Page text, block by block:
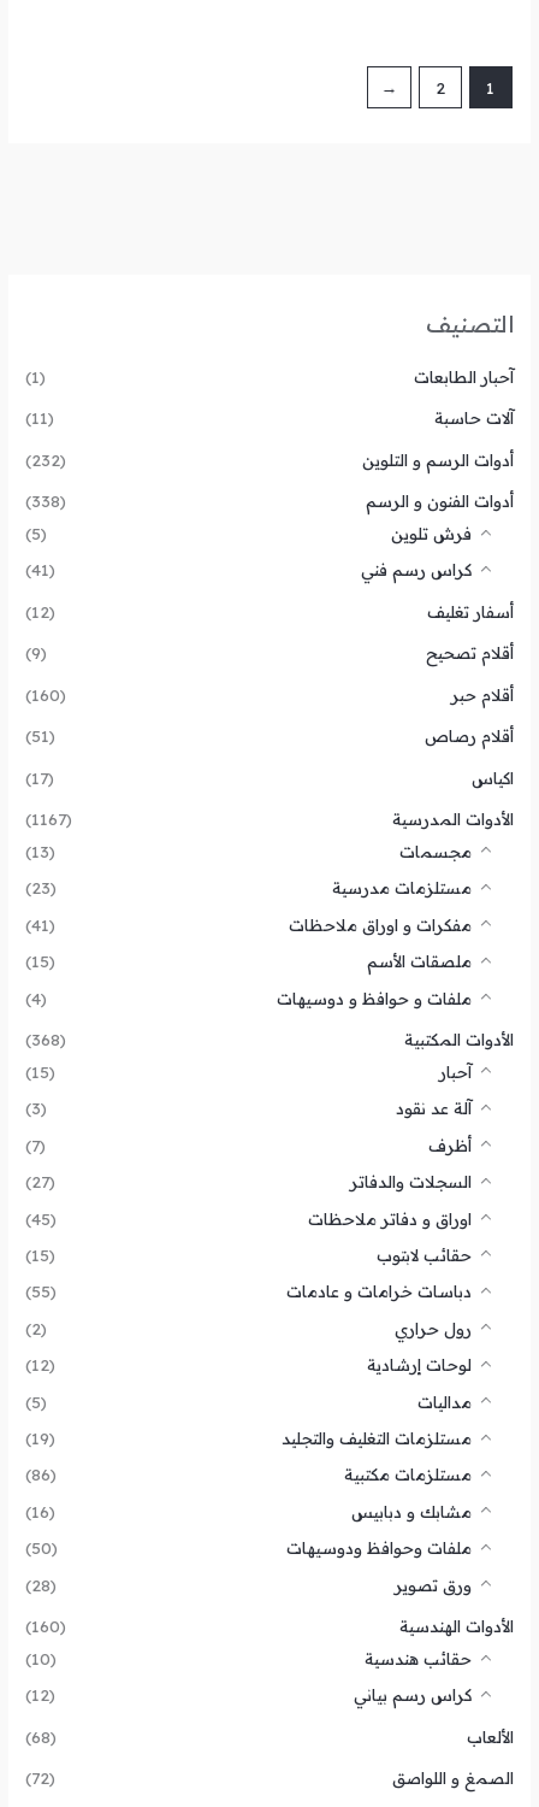
التصنيف
آحبار الطابعات (1)
آلات حاسبة (11)
أدوات الرسم و التلوين (232)
أدوات الفنون و الرسم
(338)
فرش تلوين
(5)
كراس رسم فني
(41)
أسفار تغليف (12)
أقلام تصحيح (9)
أقلام حبر (160)
أقلام رصاص (51)
اكياس (17)
الأدوات المدرسية
(1167)
مجسمات
(13)
مستلزمات مدرسية
(23)
مفكرات و اوراق ملاحظات
(41)
ملصقات الأسم
(15)
ملفات و حوافظ و دوسيهات
(4)
الأدوات المكتبية
(368)
آحبار
(15)
آلة عد نقود
(3)
أظرف
(7)
السجلات والدفاتر
(27)
اوراق و دفاتر ملاحظات
(45)
حقائب لابتوب
(15)
دباسات خرامات و عادمات
(55)
رول حراري
(2)
لوحات إرشادية
(12)
مداليات
(5)
مستلزمات التغليف والتجليد
(19)
مستلزمات مكتبية
(86)
مشابك و دبابيس
(16)
ملفات وحوافظ ودوسيهات
(50)
ورق تصوير
(28)
الأدوات الهندسية
(160)
حقائب هندسية
(10)
كراس رسم بياني
(12)
الألعاب (68)
الصمغ و اللواصق (72)
1
2
←